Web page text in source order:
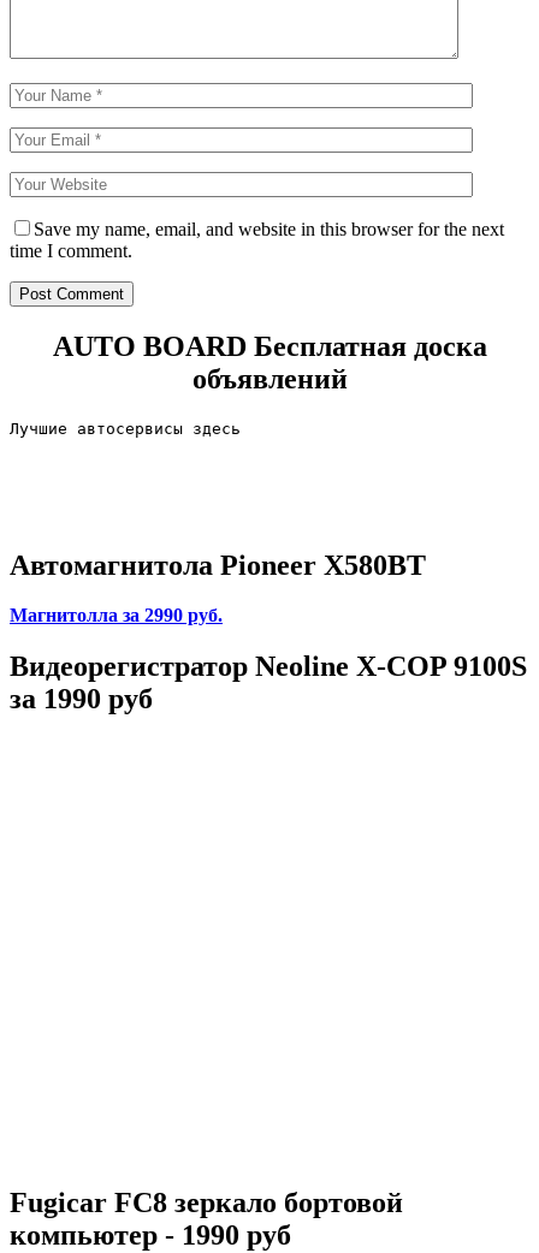
Save my name, email, and website in this browser for the next
time I comment.
AUTO BOARDБесплатная доска
объявлений
Лучшие автосервисы здесь
Автомагнитола Pioneer X580BT
Магнитолла за 2990 руб.
Видеорегистратор Neoline X-COP 9100S
за 1990 руб
Fugicar FC8 зеркало бортовой
компьютер - 1990 руб